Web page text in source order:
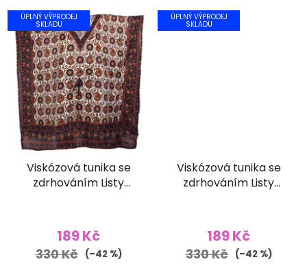
ÚPLNÝ VÝPRODEJ
SKLADU
Viskózová tunika se
zdrhováním Listy
189 Kč
330 Kč (–42 %)
ÚPLNÝ VÝPRODEJ
SKLADU
Viskózová tunika se
zdrhováním Listy
189 Kč
330 Kč (–42 %)